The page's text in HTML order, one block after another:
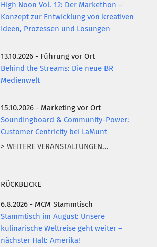
High Noon Vol. 12: Der Markethon –
Konzept zur Entwicklung von kreativen
Ideen, Prozessen und Lösungen
13.10.2026 - Führung vor Ort
Behind the Streams: Die neue BR
Medienwelt
15.10.2026 - Marketing vor Ort
Soundingboard & Community-Power:
Customer Centricity bei LaMunt
> WEITERE VERANSTALTUNGEN...
RÜCKBLICKE
6.8.2026 - MCM Stammtisch
Stammtisch im August: Unsere
kulinarische Weltreise geht weiter –
nächster Halt: Amerika!